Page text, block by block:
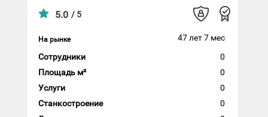
5.0 / 5
На рынке
47 лет 7 мес
Сотрудники
0
Площадь м²
0
Услуги
0
Станкостроение
0